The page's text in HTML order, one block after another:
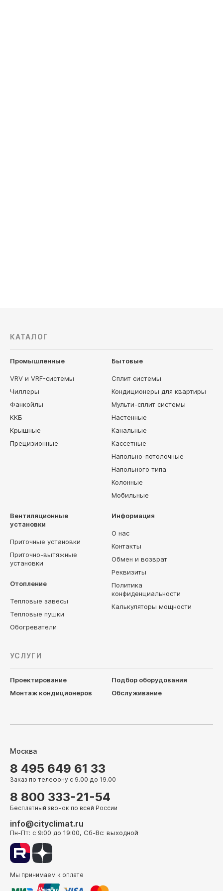
КАТАЛОГ
Промышленные
VRV и VRF-системы
Чиллеры
Фанкойлы
ККБ
Крышные
Прецизионные
Бытовые
Сплит системы
Кондиционеры для квартиры
Мульти-сплит системы
Настенные
Канальные
Кассетные
Напольно-потолочные
Напольного типа
Колонные
Мобильные
Вентиляционные
установки
Приточные установки
Приточно-вытяжные
установки
Отопление
Тепловые завесы
Тепловые пушки
Обогреватели
Информация
О нас
Контакты
Обмен и возврат
Реквизиты
Политика
конфиденциальности
Калькуляторы мощности
УСЛУГИ
Проектирование
Подбор оборудования
Монтаж кондиционеров
Обслуживание
Москва
8 495 649 61 33
Заказ по телефону с 9.00 до 19.00
8 800 333-21-54
Бесплатный звонок по всей России
info@cityclimat.ru
Пн-Пт: с 9:00 до 19:00, Сб-Вс: выходной
Мы принимаем к оплате